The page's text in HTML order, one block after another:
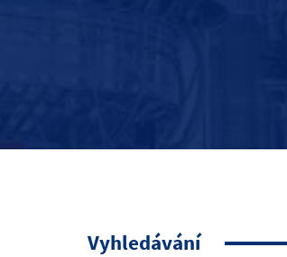
Vyhledávání